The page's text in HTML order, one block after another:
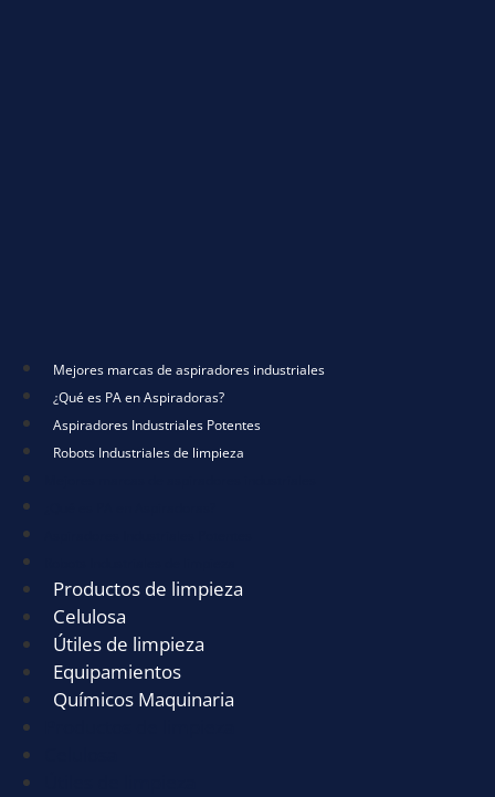
Mejores marcas de aspiradores industriales
¿Qué es PA en Aspiradoras?
Aspiradores Industriales Potentes
Robots Industriales de limpieza
Productos de limpieza
Celulosa
Útiles de limpieza
Equipamientos
Químicos Maquinaria